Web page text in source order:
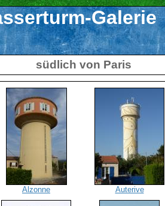
Galerie
südlich von Paris
Alzonne Auterive